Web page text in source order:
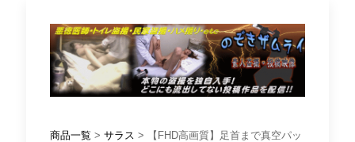
商品一覧 > サラス > 【FHD高画質】足首まで真空パッ